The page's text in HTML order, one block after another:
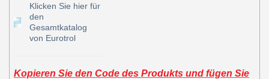
Klicken Sie hier für
den
Gesamtkatalog
von Eurotrol
Kopieren Sie den Code des Produkts und fügen Sie